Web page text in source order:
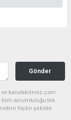
Gönder
ve kanalakdeniz.com
tüm sorumluluğu tek
hiçbir şekilde